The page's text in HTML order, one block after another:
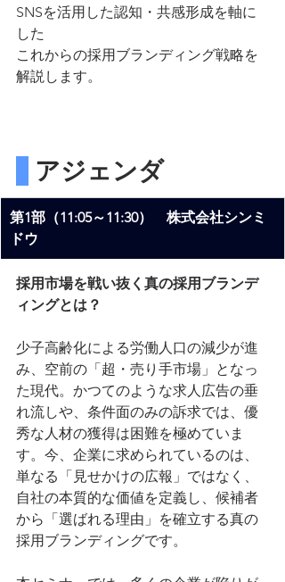
SNSを活用した認知・共感形成を軸に
した
これからの採用ブランディング戦略を
解説します。
アジェンダ
第1部（11:05～11:30）　株式会社シンミ
ドウ
採用市場を戦い抜く真の採用ブランデ
ィングとは？
少子高齢化による労働人口の減少が進
み、空前の「超・売り手市場」となっ
た現代。かつてのような求人広告の垂
れ流しや、条件面のみの訴求では、優
秀な人材の獲得は困難を極めていま
す。今、企業に求められているのは、
単なる「見せかけの広報」ではなく、
自社の本質的な価値を定義し、候補者
から「選ばれる理由」を確立する真の
採用ブランディングです。